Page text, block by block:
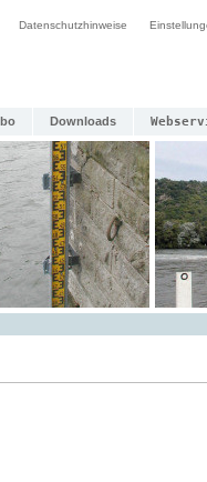
Datenschutzhinweise
Downloads